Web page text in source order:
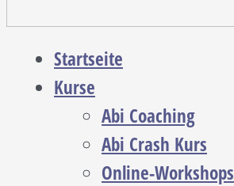
Startseite
Kurse
Abi Coaching
Abi Crash Kurs
Online-Workshops